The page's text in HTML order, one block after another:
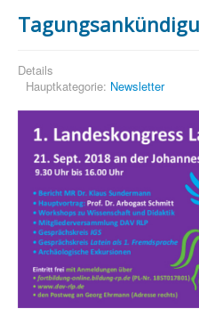
Details
Hauptkategorie: Newsletter